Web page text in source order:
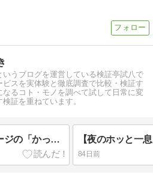
いうブログを運営している検証亭試八で
ビスを実体験と徹底調査で比較・検証す
なるコト・モノを調べて試して日常に変
証を重ねています。
ついに発見！白黒パッケージの「かっぱえびせん」を買ってみた
84日前